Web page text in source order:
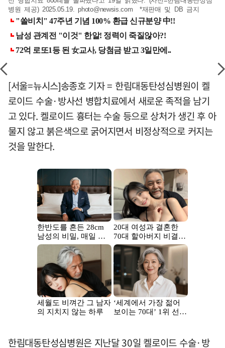
병원 제공) 2025.05.19.photo@newsis.com *재판매 및 DB 금지
[서울=뉴시스]송종호 기자 = 한림대동탄성심병원이 켈
로이드 수술·방사선 병합치료에서 새로운 족적을 남기
고 있다. 켈로이드 흉터는 수술 등으로 상처가 생긴 후 아
물지 않고 붉은색으로 굵어지면서 비정상적으로 커지는
것을 말한다.
한림대동탄성심병원은 지난달 30일 켈로이드 수술·방